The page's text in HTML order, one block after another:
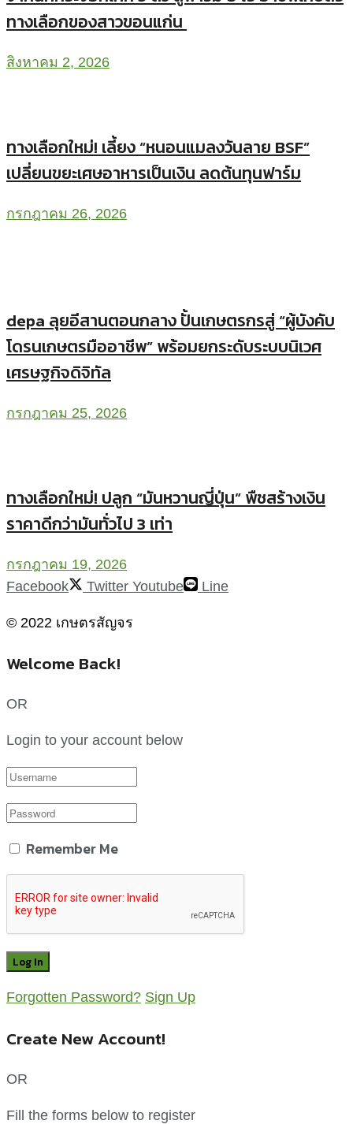
ทางเลือกของสาวขอนแก่น
สิงหาคม 2, 2026
ทางเลือกใหม่! เลี้ยง “หนอนแมลงวันลาย BSF”
เปลี่ยนขยะเศษอาหารเป็นเงิน ลดต้นทุนฟาร์ม
กรกฎาคม 26, 2026
depa ลุยอีสานตอนกลาง ปั้นเกษตรกรสู่ “ผู้บังคับ
โดรนเกษตรมืออาชีพ” พร้อมยกระดับระบบนิเวศ
เศรษฐกิจดิจิทัล
กรกฎาคม 25, 2026
ทางเลือกใหม่! ปลูก “มันหวานญี่ปุ่น” พืชสร้างเงิน
ราคาดีกว่ามันทั่วไป 3 เท่า
กรกฎาคม 19, 2026
Facebook
Twitter Youtube Line
© 2022 เกษตรสัญจร
Welcome Back!
OR
Login to your account below
Remember Me
Forgotten Password? Sign Up
Create New Account!
OR
Fill the forms below to register